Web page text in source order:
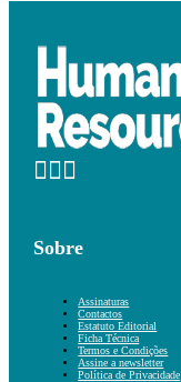
Sobre
Assinaturas
Contactos
Estatuto Editorial
Ficha Técnica
Termos e Condições
Assine a newsletter
Política de Privacidade